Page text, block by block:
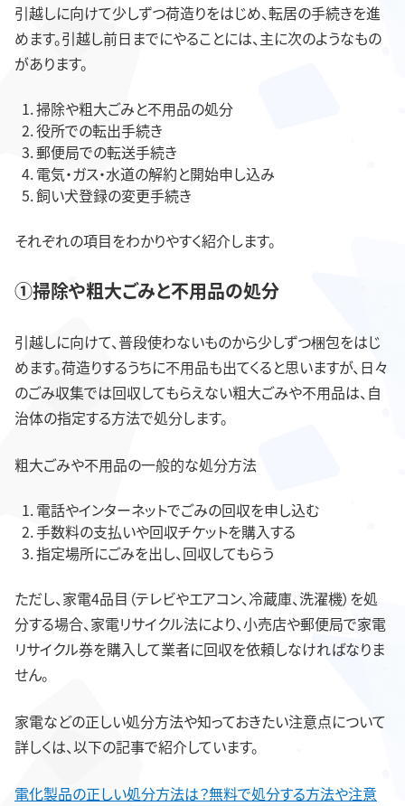
引越しに向けて少しずつ荷造りをはじめ、転居の手続きを進
めます。引越し前日までにやることには、主に次のようなもの
があります。
掃除や粗大ごみと不用品の処分
役所での転出手続き
郵便局での転送手続き
電気・ガス・水道の解約と開始申し込み
飼い犬登録の変更手続き
それぞれの項目をわかりやすく紹介します。
①掃除や粗大ごみと不用品の処分
引越しに向けて、普段使わないものから少しずつ梱包をはじ
めます。荷造りするうちに不用品も出てくると思いますが、日々
のごみ収集では回収してもらえない粗大ごみや不用品は、自
治体の指定する方法で処分します。
粗大ごみや不用品の一般的な処分方法
電話やインターネットでごみの回収を申し込む
手数料の支払いや回収チケットを購入する
指定場所にごみを出し、回収してもらう
ただし、家電4品目（テレビやエアコン、冷蔵庫、洗濯機）を処
分する場合、家電リサイクル法により、小売店や郵便局で家電
リサイクル券を購入して業者に回収を依頼しなければなりま
せん。
家電などの正しい処分方法や知っておきたい注意点について
詳しくは、以下の記事で紹介しています。
電化製品の正しい処分方法は？無料で処分する方法や注意